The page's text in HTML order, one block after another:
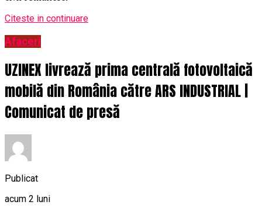
Citeste in continuare
Afaceri
UZINEX livrează prima centrală fotovoltaică
mobilă din România către ARS INDUSTRIAL |
Comunicat de presă
Publicat
acum 2 luni